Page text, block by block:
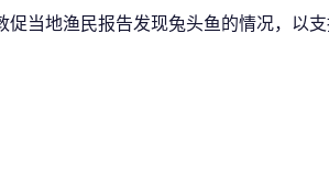
当地渔民报告发现兔头鱼的情况，以